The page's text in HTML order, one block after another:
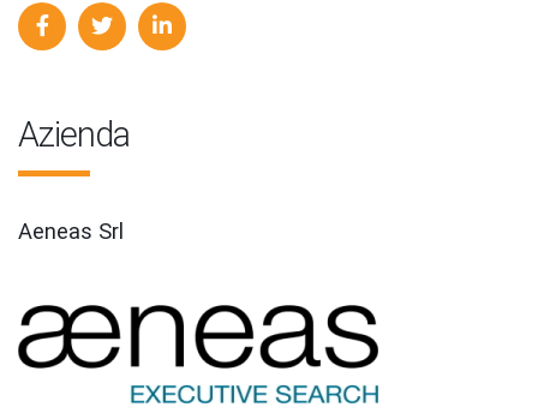
Azienda
Aeneas Srl